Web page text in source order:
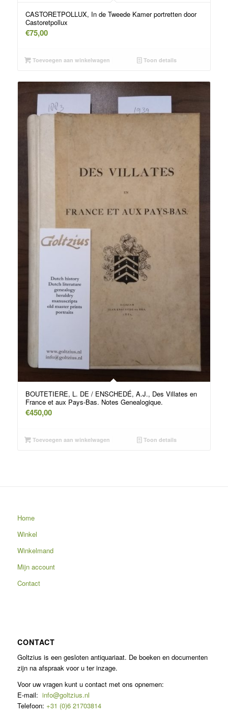
CASTORETPOLLUX, In de Tweede Kamer portretten door
Castoretpollux
€75,00
Toevoegen aan winkelwagen Toon details
BOUTETIERE, L. DE / ENSCHEDÉ, A.J., Des Villates en
France et aux Pays-Bas. Notes Genealogique.
€450,00
Toevoegen aan winkelwagen Toon details
Home
Winkel
Winkelmand
Mijn account
Contact
CONTACT
Goltzius is een gesloten antiquariaat. De boeken en documenten
zijn na afspraak voor u ter inzage.
Voor uw vragen kunt u contact met ons opnemen:
E-mail: info@goltzius.nl
Telefoon: +31 (0)6 21703814